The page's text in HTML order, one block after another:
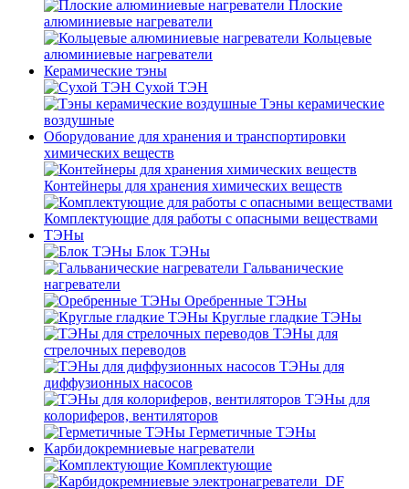
Плоские
алюминиевые нагреватели
Кольцевые
алюминиевые нагреватели
Керамические тэны
Сухой ТЭН
Тэны керамические
воздушные
Оборудование для хранения и транспортировки
химических веществ
Контейнеры для хранения химических веществ
Комплектующие для работы с опасными веществами
ТЭНы
Блок ТЭНы
Гальванические
нагреватели
Оребренные ТЭНы
Круглые гладкие ТЭНы
ТЭНы для
стрелочных переводов
ТЭНы для
диффузионных насосов
ТЭНы для
колориферов, вентиляторов
Герметичные ТЭНы
Карбидокремниевые нагреватели
Комплектующие